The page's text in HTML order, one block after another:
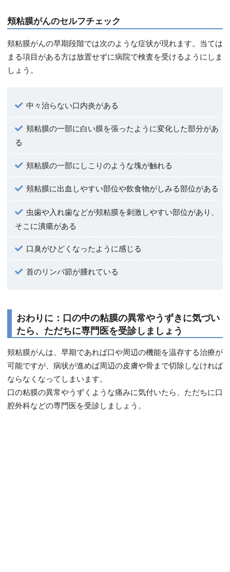
頬粘膜がんのセルフチェック
頬粘膜がんの早期段階では次のような症状が現れます。当ては
まる項目がある方は放置せずに病院で検査を受けるようにしま
しょう。
中々治らない口内炎がある
頬粘膜の一部に白い膜を張ったように変化した部分があ
る
頬粘膜の一部にしこりのような塊が触れる
頬粘膜に出血しやすい部位や飲食物がしみる部位がある
虫歯や入れ歯などが頬粘膜を刺激しやすい部位があり、
そこに潰瘍がある
口臭がひどくなったように感じる
首のリンパ節が腫れている
おわりに：口の中の粘膜の異常やうずきに気づい
たら、ただちに専門医を受診しましょう
頬粘膜がんは、早期であれば口や周辺の機能を温存する治療が
可能ですが、病状が進めば周辺の皮膚や骨まで切除しなければ
ならなくなってしまいます。
口の粘膜の異常やうずくような痛みに気付いたら、ただちに口
腔外科などの専門医を受診しましょう。